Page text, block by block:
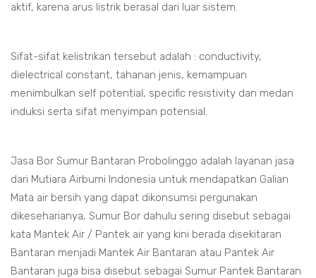
aktif, karena arus listrik berasal dari luar sistem.
Sifat-sifat kelistrikan tersebut adalah : conductivity,
dielectrical constant, tahanan jenis, kemampuan
menimbulkan self potential, specific resistivity dan medan
induksi serta sifat menyimpan potensial.
Jasa Bor Sumur Bantaran Probolinggo adalah layanan jasa
dari Mutiara Airbumi Indonesia untuk mendapatkan Galian
Mata air bersih yang dapat dikonsumsi pergunakan
dikeseharianya, Sumur Bor dahulu sering disebut sebagai
kata Mantek Air / Pantek air yang kini berada disekitaran
Bantaran menjadi Mantek Air Bantaran atau Pantek Air
Bantaran juga bisa disebut sebagai Sumur Pantek Bantaran